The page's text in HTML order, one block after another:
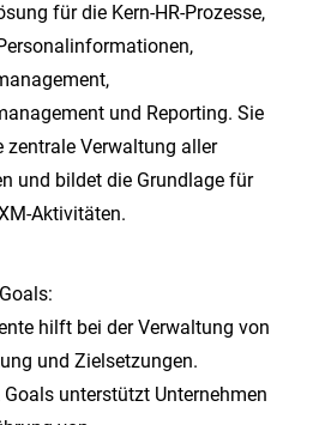
für die Kern-HR-Prozesse,
und Reporting. Sie
zentrale Verwaltung aller
und bildet die Grundlage für
Aktivitäten.
hilft bei der Verwaltung von
und Zielsetzungen.
unterstützt Unternehmen